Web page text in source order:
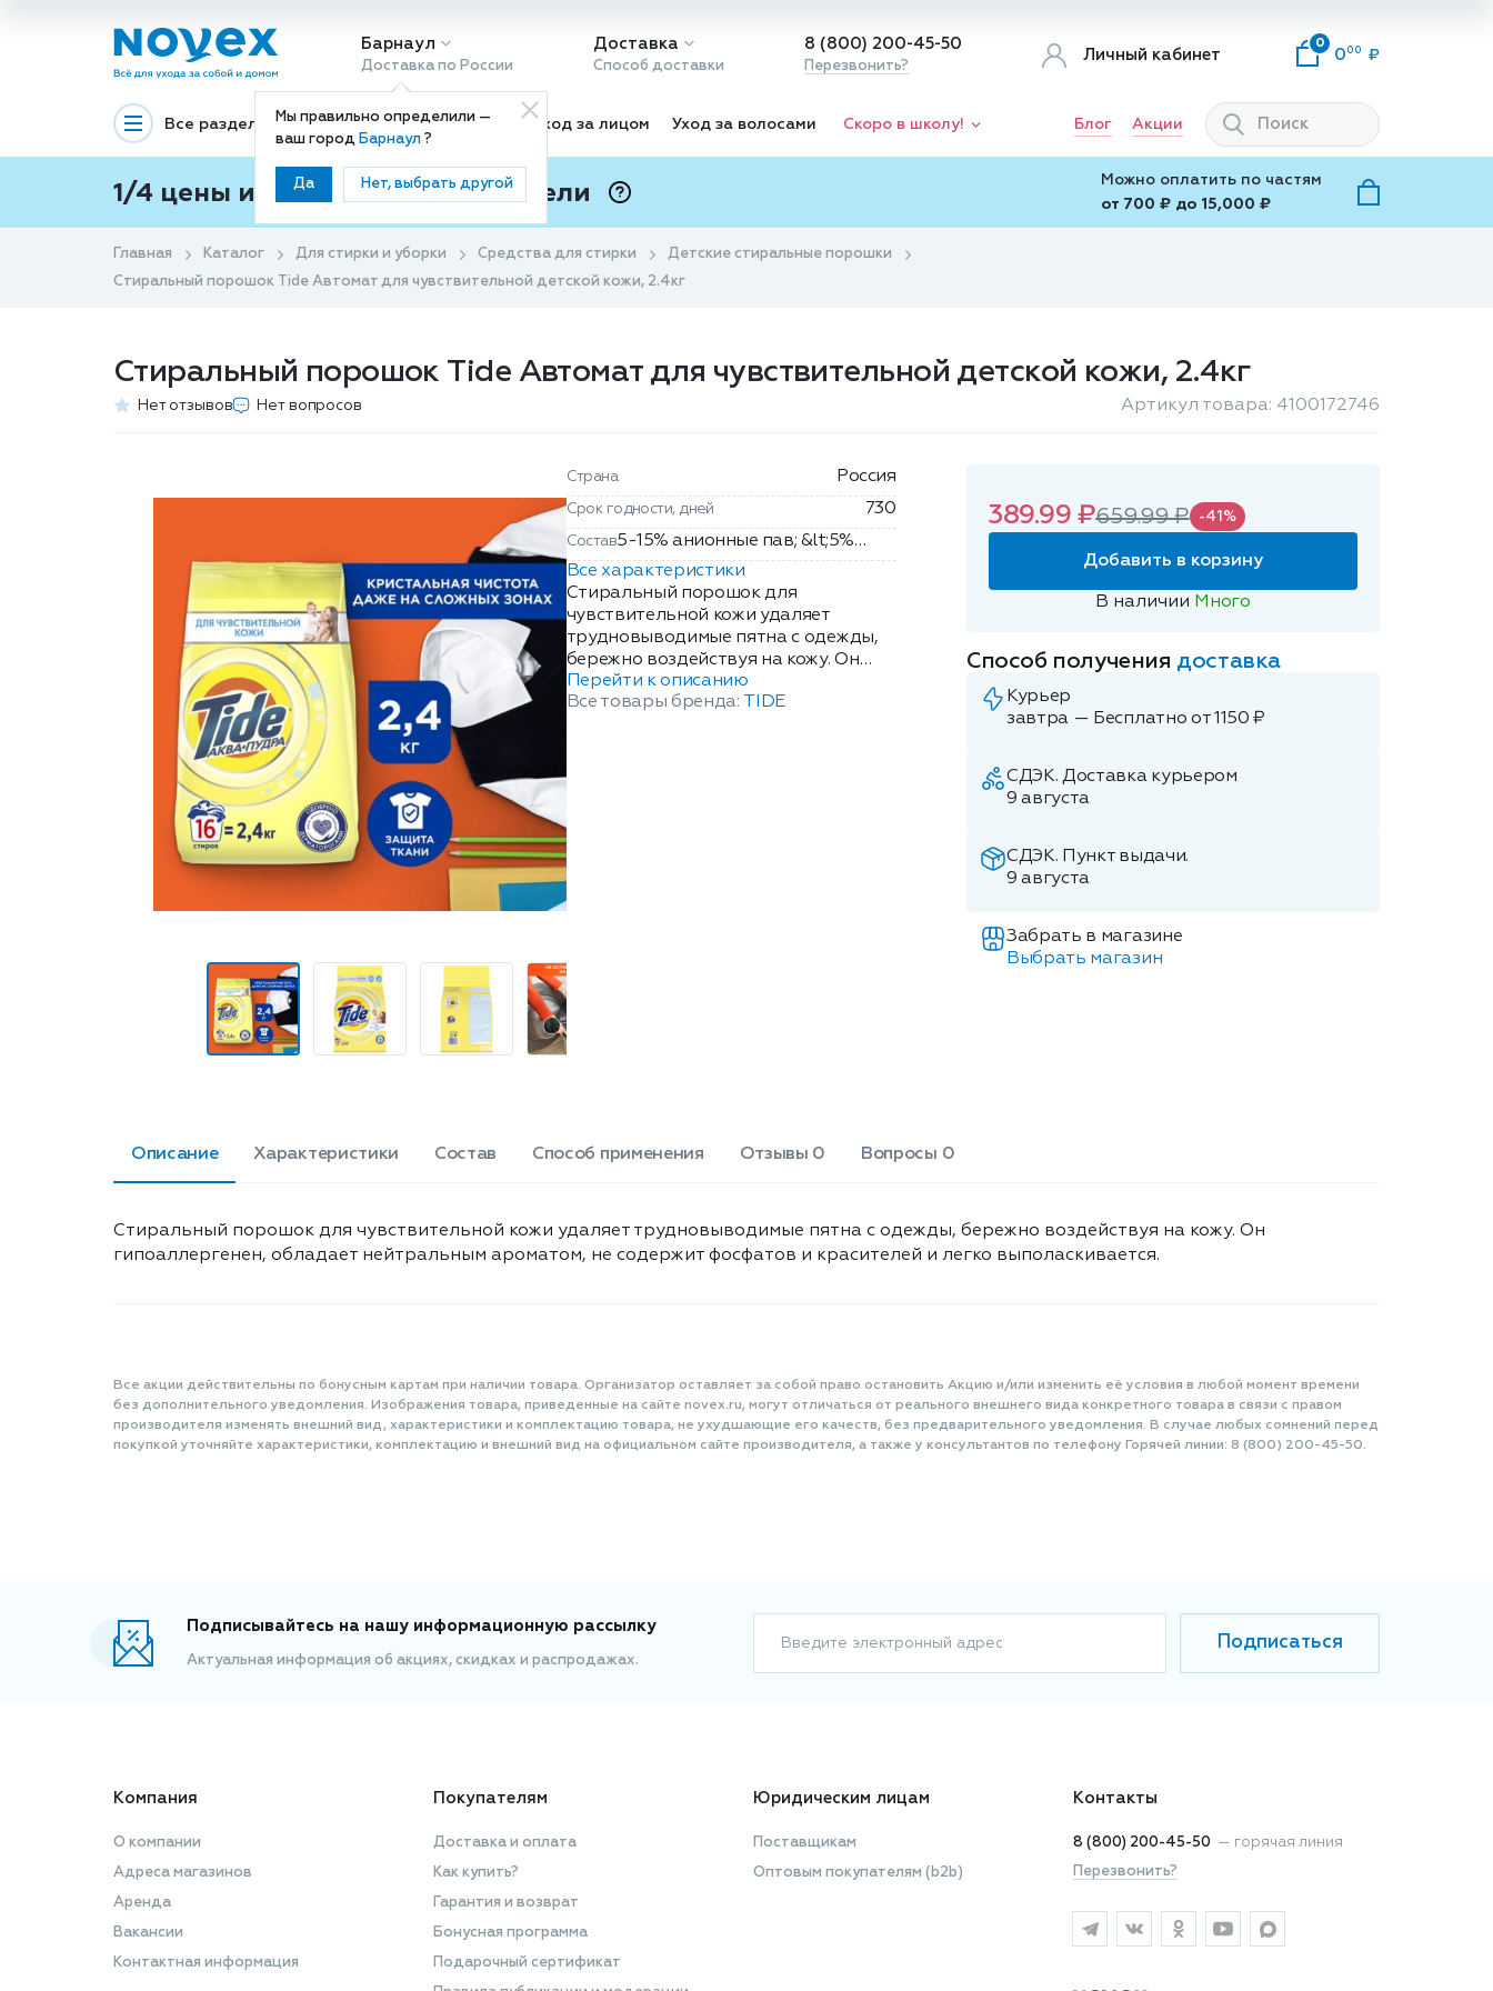
Барнаул
Доставка по России
Мы правильно определили —
ваш город Барнаул?
Да Нет, выбрать другой
Доставка
Способ доставки
8 (800) 200-45-50
Перезвонить?
Личный кабинет
0
0 00
Все разделы Декоративная косметика Уход за лицом Уход за волосами Скоро в школу! Блог Акции
1/4 цены и покупки ваши с Подели
Можно оплатить по частям
от 700 ₽ до 15,000 ₽
Главная Каталог Для стирки и уборки Средства для стирки
Детские стиральные порошки
Стиральный порошок Tide Автомат для чувствительной детской кожи, 2.4кг
Стиральный порошок Tide Автомат для чувствительной детской кожи, 2.4кг
Нет отзывов Нет вопросов Артикул товара: 4100172746
Страна Россия
Срок годности, дней 730
Состав5-15% анионные пав; &lt;5%
неионогенные пав,
отбеливающие вещества на
основе кислорода, фосфонаты,
поликарбоксилаты, цеолиты;
энзимы, оптические
отбеливатели,
ароматизирующие добавки.
Все характеристики
Стиральный порошок для
чувствительной кожи удаляет
трудновыводимые пятна с одежды,
бережно воздействуя на кожу. Он
гипоаллергенен, обладает
нейтральным ароматом, не
Перейти к описанию
Все товары бренда:
TIDE
389.99 ₽659.99 ₽ -41%
Добавить в корзину
В наличии Много
Способ получения доставка
Курьер
завтра — Бесплатно от 1150 ₽
СДЭК. Доставка курьером
9 августа
СДЭК. Пункт выдачи.
9 августа
Забрать в магазине
Выбрать магазин
Описание Характеристики Состав Способ применения Отзывы 0 Вопросы 0
Стиральный порошок для чувствительной кожи удаляет трудновыводимые пятна с одежды, бережно воздействуя на кожу. Он
гипоаллергенен, обладает нейтральным ароматом, не содержит фосфатов и красителей и легко выполаскивается.
Все акции действительны по бонусным картам при наличии товара. Организатор оставляет за собой право остановить Акцию и/или изменить её условия в любой момент времени
без дополнительного уведомления. Изображения товара, приведенные на сайте novex.ru, могут отличаться от реального внешнего вида конкретного товара в связи с правом
производителя изменять внешний вид, характеристики и комплектацию товара, не ухудшающие его качеств, без предварительного уведомления. В случае любых сомнений перед
покупкой уточняйте характеристики, комплектацию и внешний вид на официальном сайте производителя, а также у консультантов по телефону Горячей линии: 8 (800) 200-45-50.
Подписывайтесь на нашу информационную рассылку
Актуальная информация об акциях, скидках и распродажах.
Введите электронный адрес Подписаться
Компания
О компании
Адреса магазинов
Аренда
Вакансии
Контактная информация
Покупателям
Доставка и оплата
Как купить?
Гарантия и возврат
Бонусная программа
Подарочный сертификат
Юридическим лицам
Поставщикам
Оптовым покупателям (b2b)
Контакты
8 (800) 200-45-50 — горячая линия
Перезвонить?